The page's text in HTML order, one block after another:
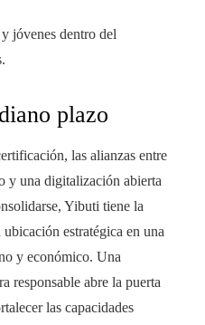
jóvenes dentro del
plazo
las alianzas entre
y una digitalización abierta
Yibuti tiene la
estratégica en una
y económico. Una
responsable abre la puerta
las capacidades